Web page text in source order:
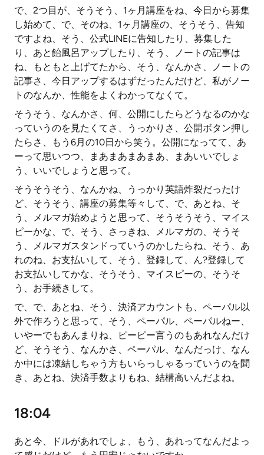
で、2つ目が、そうそう、1ヶ月講座をね、今日から募集
し始めて、で、そのね、1ヶ月講座の、そうそう、告知
ですよね、そう、公式LINEに告知したり、募集した
り、あと飴風呂アップしたり、そう、ノートの記事は
ね、もともと上げてたから、そう、なんかさ、ノートの
記事さ、今日アップするはずだったんだけど、私がノー
トのなんか、性能をよくわかってなくて。
そうそう、なんかさ、何、公開にしたらどうなるのかな
っていうのを見たくてさ、うっかりさ、公開ボタン押し
たらさ、もう6月の10日から笑う。公開になってて、あ
ーって思いつつ、まあまあまあまあ、まあいいでしょ
う、いいでしょうと思って。
そうそうそう、なんかね、うっかり英語炸裂だったけ
ど、そうそう、講座の募集等々して、で、あとね、そ
う、メルマガ始めようと思って、そうそうそう、マイス
ピーかな、で、そう、さっきね、メルマガの、そうそ
う、メルマガスタンドっていうのかしたらね、そう、あ
れのね、お支払いして、そう、登録して、ん?登録して
お支払いしてかな、そうそう、マイスピーの、そうそ
う、お手続きして。
で、で、あとね、そう、決済アカウントも、ペーパル以
外で作ろうと思って、そう、ペーパル、ペーパルねー、
いやーでもあんまりね、ピーピー言うのもあれなんだけ
ど、そうそう、なんかさ、ペーパル、なんだっけ、なん
か中には凍結しちゃう方もいらっしゃるっていうのを聞
き、あとね、決済手数よりもね、結構高いんだよね。
18:04
あと今、ドルがあれでしょ、もう、あれってなんだよっ